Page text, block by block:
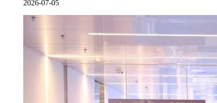
2026-07-05